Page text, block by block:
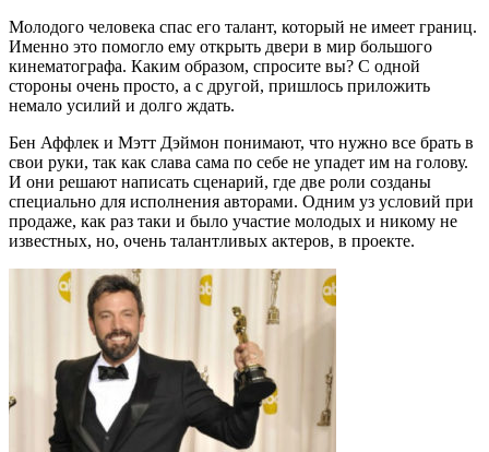
Молодого человека спас его талант, который не имеет границ.
Именно это помогло ему открыть двери в мир большого
кинематографа. Каким образом, спросите вы? С одной
стороны очень просто, а с другой, пришлось приложить
немало усилий и долго ждать.
Бен Аффлек и Мэтт Дэймон понимают, что нужно все брать в
свои руки, так как слава сама по себе не упадет им на голову.
И они решают написать сценарий, где две роли созданы
специально для исполнения авторами. Одним уз условий при
продаже, как раз таки и было участие молодых и никому не
известных, но, очень талантливых актеров, в проекте.